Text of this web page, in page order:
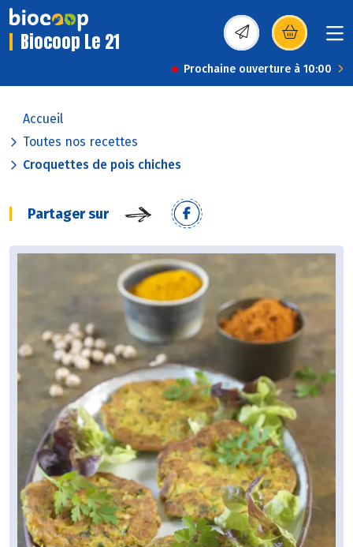
Biocoop Le 21 (s’ouvre dans une
Prochaine ouverture à 10:00
Accueil
Toutes nos recettes
Croquettes de pois chiches
Partager sur